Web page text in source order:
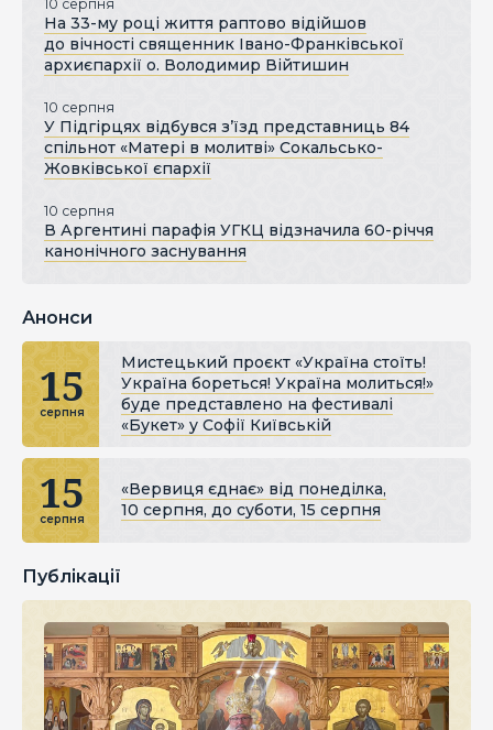
10 серпня
На 33-му році життя раптово відійшов
до вічності священник Івано-Франківської
архиєпархії о. Володимир Війтишин
10 серпня
У Підгірцях відбувся з’їзд представниць 84
спільнот «Матері в молитві» Сокальсько-
Жовківської єпархії
10 серпня
В Аргентині парафія УГКЦ відзначила 60-річчя
канонічного заснування
Анонси
15
серпня
Мистецький проєкт «Україна стоїть!
Україна бореться! Україна молиться!»
буде представлено на фестивалі
«Букет» у Софії Київській
15
серпня
«Вервиця єднає» від понеділка,
10 серпня, до суботи, 15 серпня
Публікації